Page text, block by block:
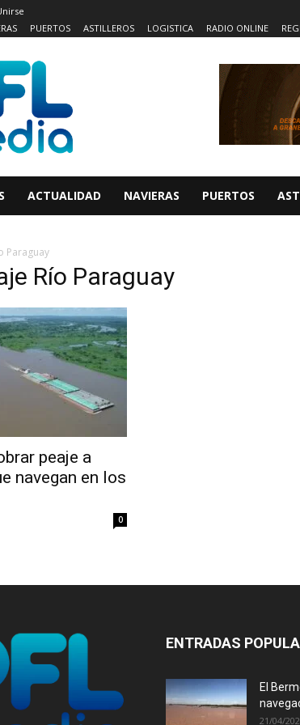
PUERTOS ASTILLEROS LOGISTICA RADIO ONLINE
ACTUALIDAD NAVIERAS PUERTOS
Paraguay
Río Paraguay
peaje a
navegan en los
0
ENTRADAS
El
21/04/